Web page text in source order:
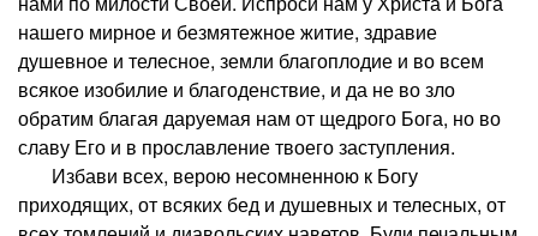
нашего мирное и безмятежное житие, здравие
душевное и телесное, земли благоплодие и во всем
всякое изобилие и благоденствие, и да не во зло
обратим благая даруемая нам от щедрого Бога, но во
славу Его и в прославление твоего заступления.
Избави всех, верою несомненною к Богу
приходящих, от всяких бед и душевных и телесных, от